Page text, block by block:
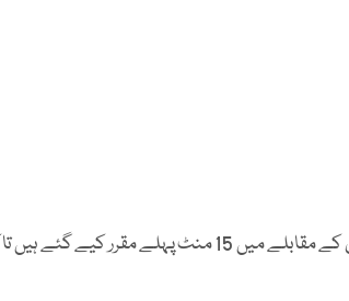
محکمہ تعلیم کے مطابق گرلز اسکولوں کے اوقات بوائز اسکولوں کے مقابلے